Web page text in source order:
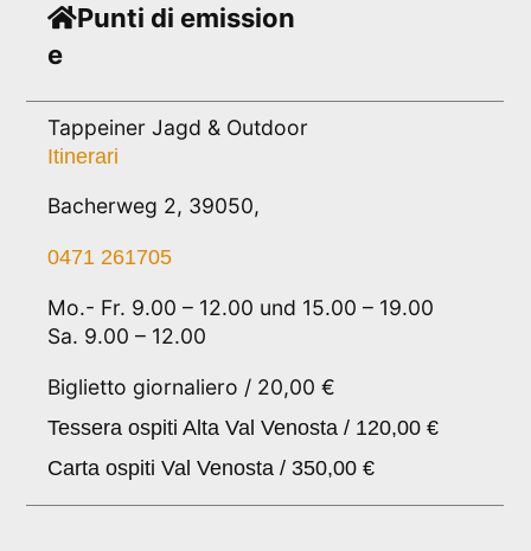
Punti di emission
e
Tappeiner Jagd & Outdoor
Itinerari
Bacherweg 2, 39050,
0471 261705
Mo.- Fr. 9.00 – 12.00 und 15.00 – 19.00
Sa. 9.00 – 12.00
Biglietto giornaliero / 20,00 €
Tessera ospiti Alta Val Venosta / 120,00 €
Carta ospiti Val Venosta / 350,00 €